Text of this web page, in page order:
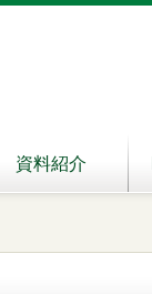
資料紹介